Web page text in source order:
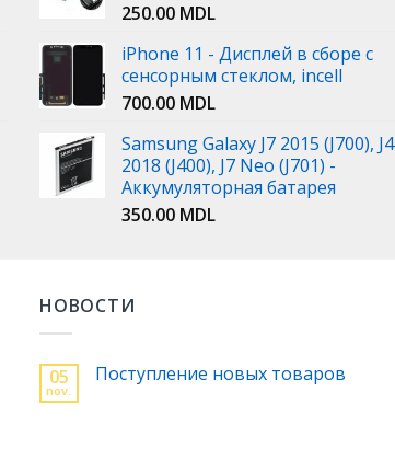
250.00 MDL
iPhone 11 - Дисплей в сборе с
сенсорным стеклом, incell
700.00 MDL
Samsung Galaxy J7 2015 (J700), J4
2018 (J400), J7 Neo (J701) -
Аккумуляторная батарея
350.00 MDL
НОВОСТИ
05
nov.
Поступление новых товаров